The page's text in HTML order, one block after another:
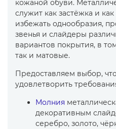
кожаной обуви.
служит как застёжка и
избежать однообразия,
звенья и слайдеры
вариантов покрытия, в
так и матовые.
Предоставляем выбор,
удовлетворить
Молния
декоративным
серебро, золото,